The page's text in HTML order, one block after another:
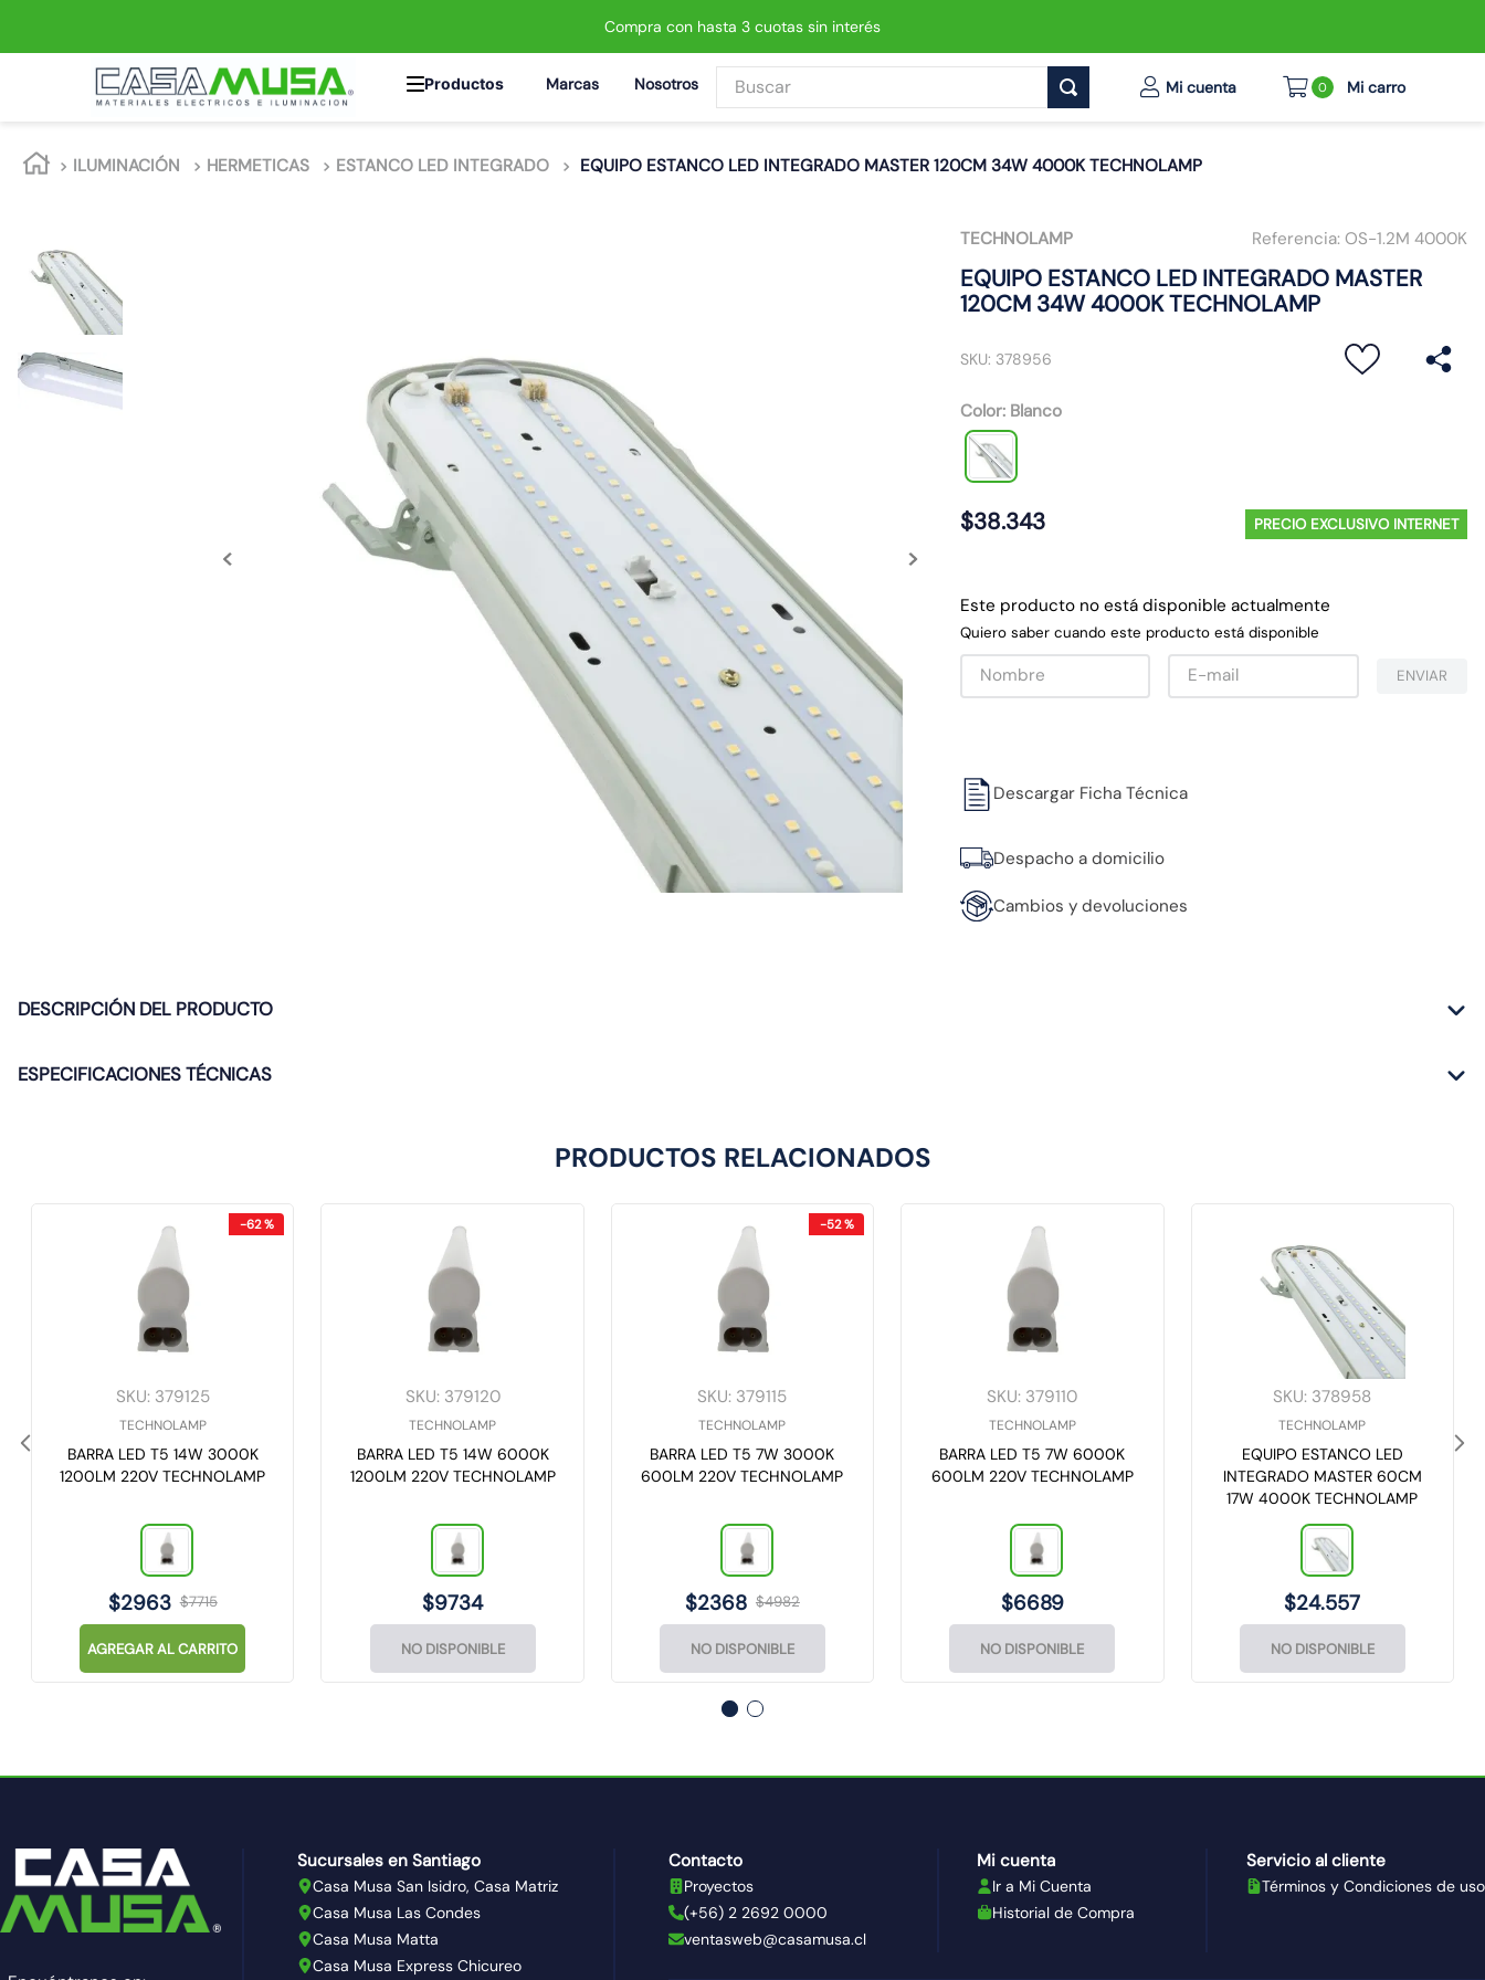
Compra con hasta 3 cuotas sin interés
Marcas Nosotros Buscar
0
ILUMINACIÓN HERMETICAS ESTANCO LED INTEGRADO EQUIPO ESTANCO LED INTEGRADO MASTER 120CM 34W 4000K TECHNOLAMP
TECHNOLAMP Referencia: OS-1.2M 4000K
EQUIPO ESTANCO LED INTEGRADO MASTER
120CM 34W 4000K TECHNOLAMP
SKU: 378956
Color: Blanco
$38.343 PRECIO EXCLUSIVO INTERNET
Este producto no está disponible actualmente
Quiero saber cuando este producto está disponible
ENVIAR
Descargar Ficha Técnica
Despacho a domicilio
Cambios y devoluciones
DESCRIPCIÓN DEL PRODUCTO
ESPECIFICACIONES TÉCNICAS
PRODUCTOS RELACIONADOS
-62 %
SKU: 379125
TECHNOLAMP
BARRA LED T5 14W 3000K
1200LM 220V TECHNOLAMP
$7715
$2963
AGREGAR AL CARRITO
SKU: 379120
TECHNOLAMP
BARRA LED T5 14W 6000K
1200LM 220V TECHNOLAMP
$9734
NO DISPONIBLE
-52 %
SKU: 379115
TECHNOLAMP
BARRA LED T5 7W 3000K
600LM 220V TECHNOLAMP
$4982
$2368
NO DISPONIBLE
SKU: 379110
TECHNOLAMP
BARRA LED T5 7W 6000K
600LM 220V TECHNOLAMP
$6689
NO DISPONIBLE
SKU: 378958
TECHNOLAMP
EQUIPO ESTANCO LED
INTEGRADO MASTER 60CM
17W 4000K TECHNOLAMP
$24.557
NO DISPONIBLE
Sucursales en Santiago
Casa Musa San Isidro, Casa Matriz
Casa Musa Las Condes
Casa Musa Matta
Casa Musa Express Chicureo
Contacto
Proyectos
(+56) 2 2692 0000
ventasweb@casamusa.cl
Mi cuenta
Ir a Mi Cuenta
Historial de Compra
Servicio al cliente
Términos y Condiciones de uso
1.
interruptor
matixgo
7.
foco led
8
ampolleta
proyector led
caja